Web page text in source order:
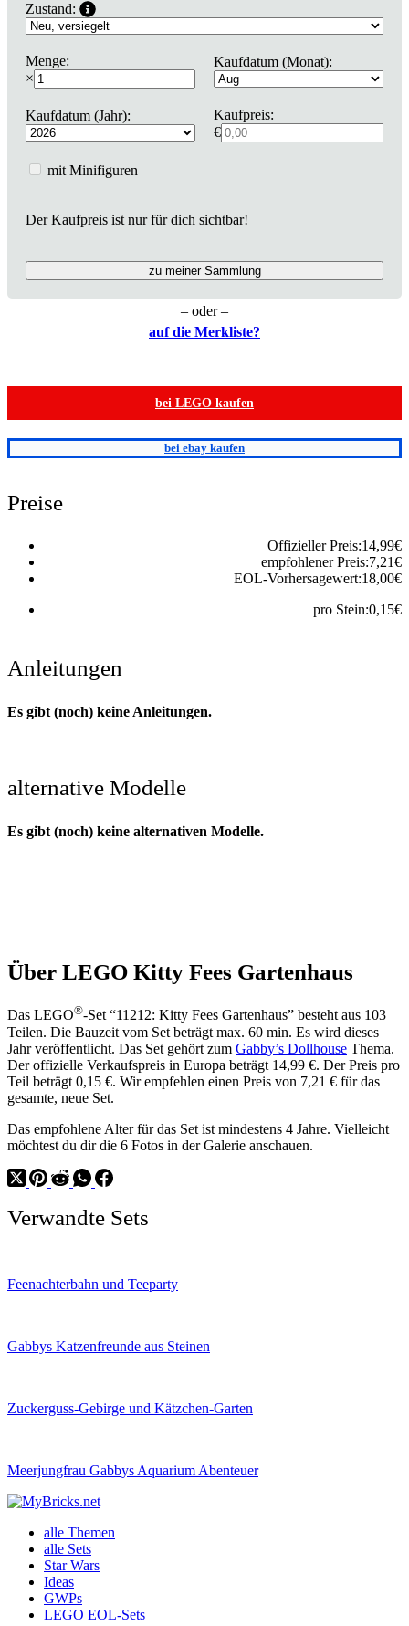
Zustand:
Menge:
×
Kaufdatum (Monat):
Kaufdatum (Jahr):
Kaufpreis:
€
Der Kaufpreis ist nur für dich sichtbar!
zu meiner Sammlung
mit Minifiguren
– oder –
auf die Merkliste?
bei LEGO kaufen
bei ebay kaufen
Preise
Offizieller Preis:14,99€
empfohlener Preis:7,21€
EOL-Vorhersagewert:18,00€
pro Stein:0,15€
Anleitungen
Es gibt (noch) keine Anleitungen.
alternative Modelle
Es gibt (noch) keine alternativen Modelle.
Über LEGO Kitty Fees Gartenhaus
Das LEGO®-Set “11212: Kitty Fees Gartenhaus” besteht aus 103
Teilen. Die Bauzeit vom Set beträgt max. 60 min. Es wird dieses
Jahr veröffentlicht. Das Set gehört zum Gabby’s Dollhouse Thema.
Der offizielle Verkaufspreis in Europa beträgt 14,99 €. Der Preis pro
Teil beträgt 0,15 €. Wir empfehlen einen Preis von 7,21 € für das
gesamte, neue Set.
Das empfohlene Alter für das Set ist mindestens 4 Jahre. Vielleicht
möchtest du dir die 6 Fotos in der Galerie anschauen.
Verwandte Sets
Feenachterbahn und Teeparty
Gabbys Katzenfreunde aus Steinen
Zuckerguss-Gebirge und Kätzchen-Garten
Meerjungfrau Gabbys Aquarium Abenteuer
alle Themen
alle Sets
Star Wars
Ideas
GWPs
LEGO EOL-Sets